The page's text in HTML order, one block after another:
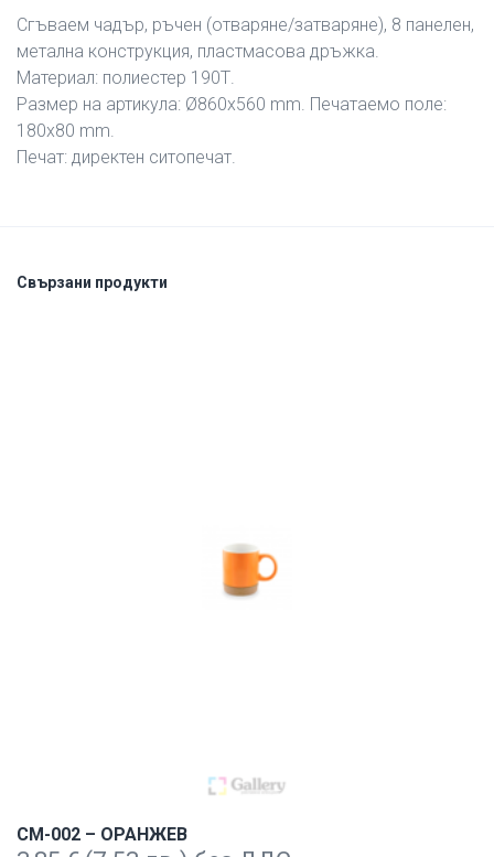
Сгъваем чадър, ръчен (отваряне/затваряне), 8 панелен,
метална конструкция, пластмасова дръжка.
Материал: полиестер 190Т.
Размер на артикула: Ø860х560 mm. Печатаемо поле:
180х80 mm.
Печат: директен ситопечат.
Свързани продукти
CM-002 – ОРАНЖЕВ